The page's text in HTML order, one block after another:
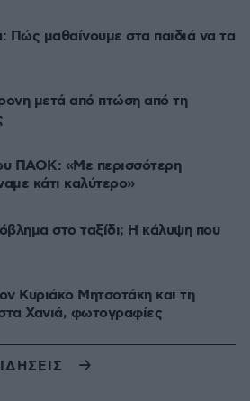
Πώς μαθαίνουμε στα παιδιά να τα
μετά από πτώση από τη
ΠΑΟΚ: «Με περισσότερη
κάτι καλύτερο»
στο ταξίδι; Η κάλυψη που
Κυριάκο Μητσοτάκη και τη
Χανιά, φωτογραφίες